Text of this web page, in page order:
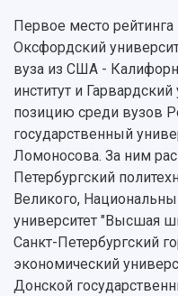
Институт
Инжиниринговый
Аграрный
Архив
Фирменный стиль
Устойчивое
Кампус
3D-тур по
Музеи
Учебный аэродром
Скидки на
Подготовительные
Библиотека
Видеолекции
Противодействие
Результаты
деятельности
Научно-
Конкурсы научных
Областной
Отчеты о научно-
деятельности
Журналы
Научные
Патенты
Публикации и
Отчеты о
Первое место
Оксфордский
вуза из США -
институт и
позицию среди вузов
государственный
Ломоносова. За ним
Петербургский
Великого,
университет "Высшая
Санкт-Петербургский
экономический
Донской